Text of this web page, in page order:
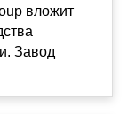
вложит
Завод